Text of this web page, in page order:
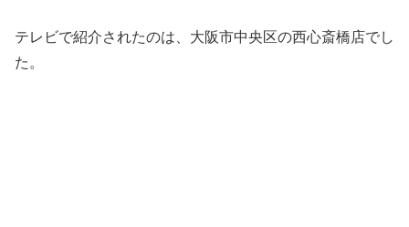
テレビで紹介されたのは、大阪市中央区の西心斎橋店でし
た。